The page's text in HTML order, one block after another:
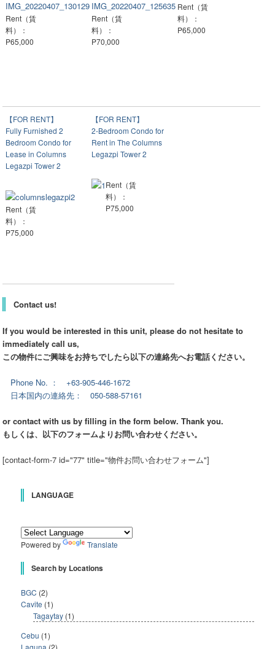
Rent（賃
料）：
P65,000
Rent（賃
料）：
P70,000
Rent（賃
料）：
P65,000
【FOR RENT】
Fully Furnished 2
Bedroom Condo for
Lease in Columns
Legazpi Tower 2
Rent（賃
料）：
P75,000
【FOR RENT】
2-Bedroom Condo for
Rent in The Columns
Legazpi Tower 2
Rent（賃
料）：
P75,000
Contact us!
If you would be interested in this unit, please do not hesitate to
immediately call us,
この物件にご興味をお持ちでしたら以下の連絡先へお電話ください。
Phone No. ： +63-905-446-1672
日本国内の連絡先： 050-588-57161
or contact with us by filling in the form below. Thank you.
もしくは、以下のフォームよりお問い合わせください。
[contact-form-7 id="77" title="物件お問い合わせフォーム"]
LANGUAGE
Powered by Translate
Search by Locations
BGC (2)
Cavite (1)
Tagaytay (1)
Cebu (1)